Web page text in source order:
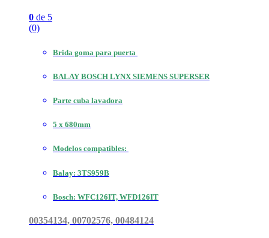
0 de 5
(0)
Brida goma para puerta
BALAY BOSCH LYNX SIEMENS SUPERSER
Parte cuba lavadora
5 x 680mm
Modelos compatibles:
Balay: 3TS959B
Bosch: WFC126IT, WFD126IT
00354134, 00702576, 00484124